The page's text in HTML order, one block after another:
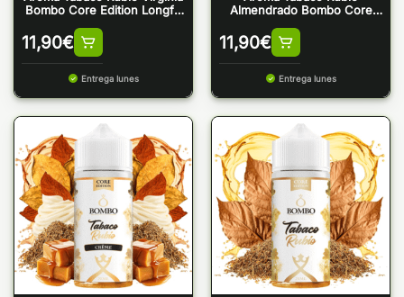
Bombo Core Edition Longfill
11,90€
Entrega lunes
Almendrado Bombo Core
11,90€
Entrega lunes